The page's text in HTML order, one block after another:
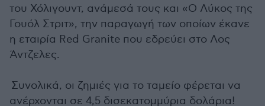
του Χόλιγουντ, ανάμεσά τους και «Ο Λύκος της
Γουόλ Στριτ», την παραγωγή των οποίων έκανε
η εταιρία Red Granite που εδρεύει στο Λος
Άντζελες.
Συνολικά, οι ζημιές για το ταμείο φέρεται να
ανέρχονται σε 4,5 δισεκατομμύρια δολάρια!